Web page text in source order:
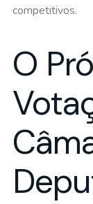
competitivos.
O